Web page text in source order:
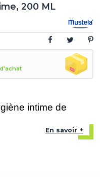
200 ML
intime de
En savoir +